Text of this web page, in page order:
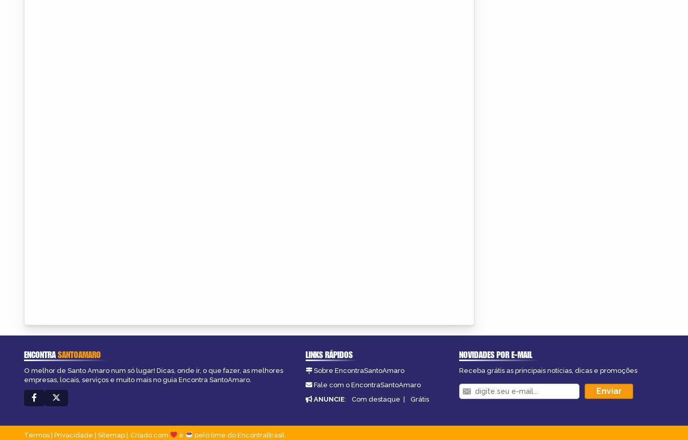
ENCONTRASANTOAMARO
O melhor de Santo Amaro num só lugar! Dicas, onde ir, o que fazer, as melhores
empresas, locais, serviços e muito mais no guia Encontra SantoAmaro.
LINKS RÁPIDOS
Sobre EncontraSantoAmaro
Fale com o EncontraSantoAmaro
ANUNCIE: Com destaque | Grátis
NOVIDADES POR E-MAIL
Receba grátis as principais notícias, dicas e promoções
Termos Privacidade Sitemap Criado com e pelo time do EncontraBrasil